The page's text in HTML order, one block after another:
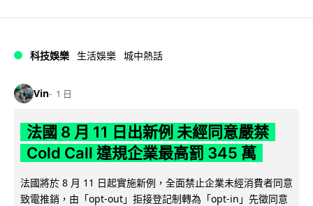
科技娛樂 生活娛樂 城中熱話
Vin 1 日
法國 8 月 11 日出新例 未經同意嚴禁
Cold Call 違規企業最高罰 345 萬
法國將於 8 月 11 日起實施新例，全面禁止企業未經消費者同意
致電推銷，由「opt-out」拒接登記制轉為「opt-in」先徵同意